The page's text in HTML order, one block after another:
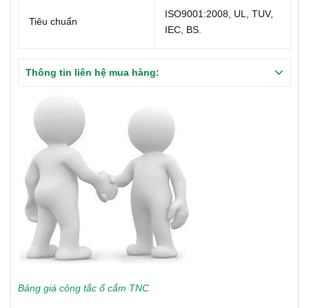
Tiêu chuẩn
ISO9001:2008, UL, TUV,
IEC, BS.
Thông tin liên hệ mua hàng:
Bảng giá công tắc ổ cắm TNC